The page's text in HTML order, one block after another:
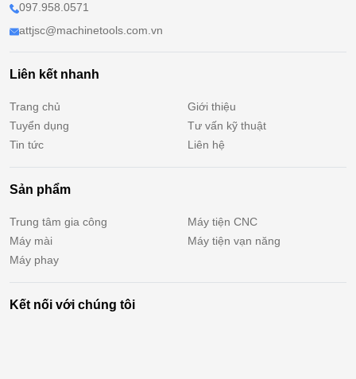
097.958.0571
attjsc@machinetools.com.vn
Liên kết nhanh
Trang chủ
Giới thiệu
Tuyển dụng
Tư vấn kỹ thuật
Tin tức
Liên hệ
Sản phẩm
Trung tâm gia công
Máy tiện CNC
Máy mài
Máy tiện vạn năng
Máy phay
Kết nối với chúng tôi